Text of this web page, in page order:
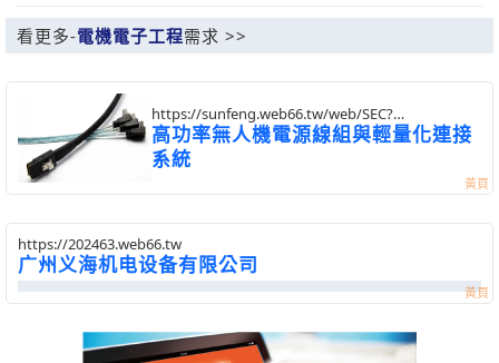
看更多-電機電子工程需求 >>
https://sunfeng.web66.tw/web/SEC?
postId=1357265
高功率無人機電源線組與輕量化連接
系統
https://202463.web66.tw
广州义海机电设备有限公司